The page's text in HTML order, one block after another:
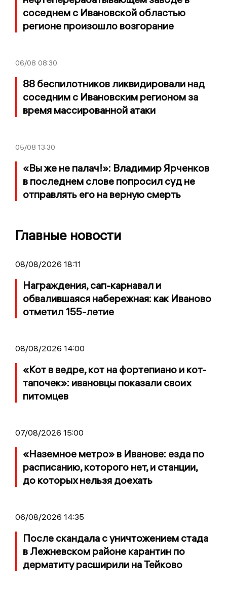
соседнем с Ивановской областью
регионе произошло возгорание
06/08 08:30
88 беспилотников ликвидировали над
соседним с Ивановским регионом за
время массированной атаки
05/08 13:30
«Вы же не палач!»: Владимир Ярченков
в последнем слове попросил суд не
отправлять его на верную смерть
Главные новости
08/08/2026 18:11
Награждения, сап-карнавал и
обвалившаяся набережная: как Иваново
отметил 155-летие
08/08/2026 14:00
«Кот в ведре, кот на фортепиано и кот-
тапочек»: ивановцы показали своих
питомцев
07/08/2026 15:00
«Наземное метро» в Иванове: езда по
расписанию, которого нет, и станции,
до которых нельзя доехать
06/08/2026 14:35
После скандала с уничтожением стада
в Лежневском районе карантин по
дерматиту расширили на Тейково